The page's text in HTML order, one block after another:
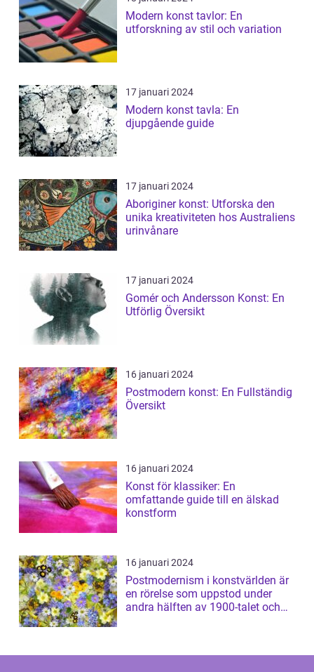
Modern konst tavlor: En
utforskning av stil och variation
17 januari 2024
Modern konst tavla: En
djupgående guide
17 januari 2024
Aboriginer konst: Utforska den
unika kreativiteten hos Australiens
urinvånare
17 januari 2024
Gomér och Andersson Konst: En
Utförlig Översikt
16 januari 2024
Postmodern konst: En Fullständig
Översikt
16 januari 2024
Konst för klassiker: En
omfattande guide till en älskad
konstform
16 januari 2024
Postmodernism i konstvärlden är
en rörelse som uppstod under
andra hälften av 1900-talet och